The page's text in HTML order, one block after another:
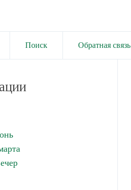
Поиск Обратная связь